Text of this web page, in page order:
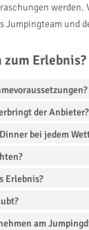
Jumpingteam und
zum
der Anbieter?
bei jedem
Erlebnis?
am